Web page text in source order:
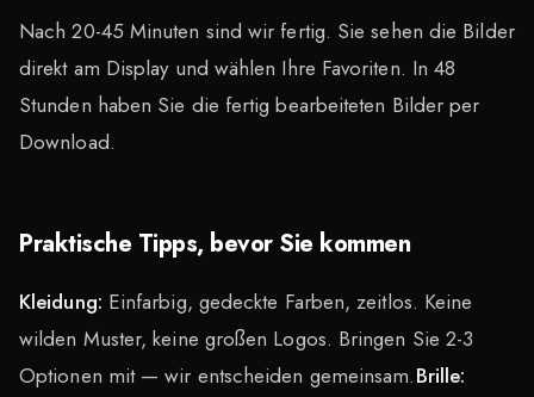
Nach 20-45 Minuten sind wir fertig. Sie sehen die Bilder
direkt am Display und wählen Ihre Favoriten. In 48
Stunden haben Sie die fertig bearbeiteten Bilder per
Download.
Praktische Tipps, bevor Sie kommen
Kleidung: Einfarbig, gedeckte Farben, zeitlos. Keine
wilden Muster, keine großen Logos. Bringen Sie 2-3
Optionen mit — wir entscheiden gemeinsam.Brille: